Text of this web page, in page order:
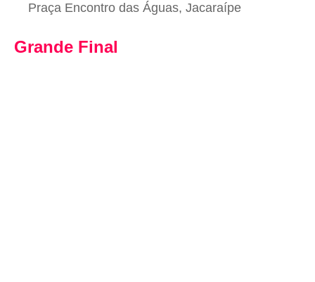
Praça Encontro das Águas, Jacaraípe
Grande Final